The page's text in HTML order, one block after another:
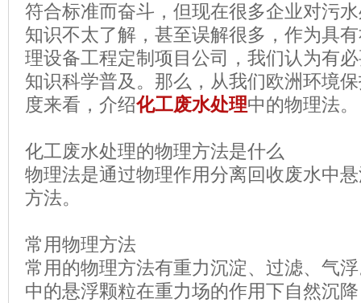
符合标准而奋斗，但现在很多企业对污
知识不太了解，甚至误解很多，作为具
理设备工程定制项目公司，我们认为有
知识科学普及。那么，从我们欧洲环境
度来看，介绍化工废水处理中的物理法。
化工废水处理的物理方法是什么
物理法是通过物理作用分离回收废水中
方法。
常用物理方法
常用的物理方法有重力沉淀、过滤、气
中的悬浮颗粒在重力场的作用下自然沉